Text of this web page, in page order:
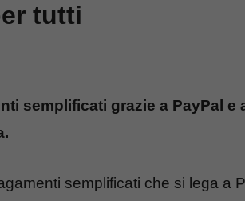
tutti
semplificati grazie a PayPal e
semplificati che si lega a